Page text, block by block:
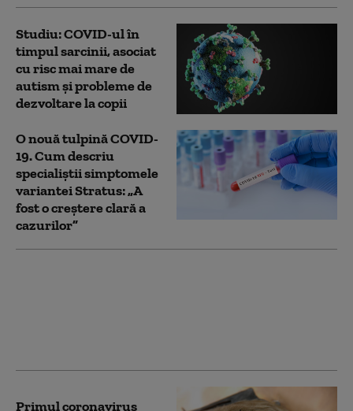
Studiu: COVID-ul în
timpul sarcinii, asociat
cu risc mai mare de
autism și probleme de
dezvoltare la copii
O nouă tulpină COVID-
19. Cum descriu
specialiștii simptomele
variantei Stratus: „A
fost o creștere clară a
cazurilor”
Primul coronavirus